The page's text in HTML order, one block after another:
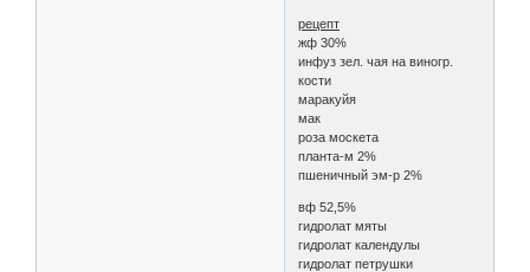
рецепт
жф 30%
инфуз зел. чая на виногр.
кости
маракуйя
мак
роза москета
планта-м 2%
пшеничный эм-р 2%
вф 52,5%
гидролат мяты
гидролат календулы
гидролат петрушки